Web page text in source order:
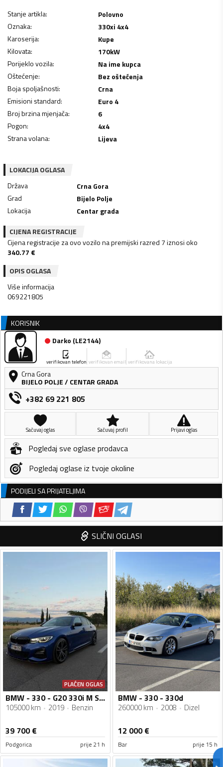
Stanje artikla:
Polovno
Oznaka:
330xi 4x4
Karoserija:
Kupe
Kilovata: 170kW
Porijeklo vozila:
Na ime kupca
Oštećenje:
Bez oštećenja
Boja spoljašnosti:
Crna
Emisioni standard:
Euro 4
Broj brzina mjenjača:
6
Pogon:
4x4
Strana volana: Lijeva
LOKACIJA OGLASA
Država
Crna Gora
Grad
Bijelo Polje
Lokacija
Centar grada
CIJENA REGISTRACIJE
Cijena registracije za ovo vozilo na premijski razred 7 iznosi oko
340.77 €
OPIS OGLASA
Više informacija
069221805
KORISNIK
Darko (LE2144)
verifikovan telefon verifikovan email verifikovana lokacija
Crna Gora
BIJELO POLJE/ CENTAR GRADA
+382 69 221 805
Sačuvaj oglas Sačuvaj profil Prijavi oglas
Pogledaj sve oglase prodavca
Pogledaj oglase iz tvoje okoline
PODIJELI SA PRIJATELJIMA
SLIČNI OGLASI
PLAĆEN OGLAS
BMW - 330 - G20 330i M Sport
105000 km 2019 Benzin
39 700€
Podgorica prije 21 h
BMW - 330 - 330d
260000 km 2008 Dizel
12 000€
Bar prije 15 h